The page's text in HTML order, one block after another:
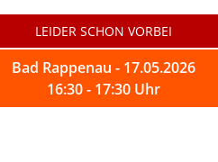
LEIDER SCHON VORBEI
Bad Rappenau - 17.05.2026
16:30 - 17:30 Uhr